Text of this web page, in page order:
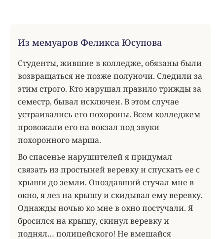
Из мемуаров Феликса Юсупова
Студенты, жившие в колледже, обязаны были
возвращаться не позже полуночи. Следили за
этим строго. Кто нарушал правило трижды за
семестр, бывал исключен. В этом случае
устраивались его похороны. Всем колледжем
провожали его на вокзал под звуки
похоронного марша.
Во спасенье нарушителей я придумал
связать из простыней веревку и спускать ее с
крыши до земли. Опоздавший стучал мне в
окно, я лез на крышу и скидывал ему веревку.
Однажды ночью ко мне в окно постучали. Я
бросился на крышу, скинул веревку и
поднял… полицейского! Не вмешайся